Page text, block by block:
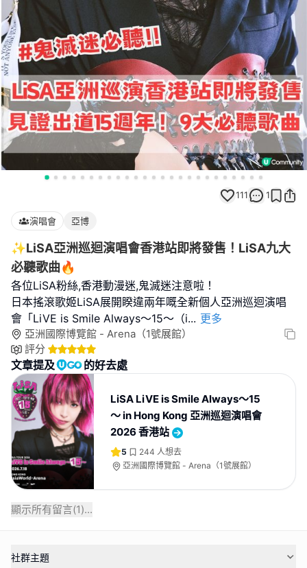
111 1
演唱會 亞博
✨LiSA亞洲巡迴演唱會香港站即將發售！LiSA九大
必聽歌曲🔥
各位LiSA粉絲,香港動漫迷,鬼滅迷注意啦！
日本搖滾歌姬LiSA展開睽違兩年嘅全新個人亞洲巡迴演唱
會「LiVE is Smile Always～15～（i... 更多
亞洲國際博覽館 - Arena（1號展館）
評分
文章提及 的好去處
LiSA LiVE is Smile Always～15
～ in Hong Kong 亞洲巡迴演唱會
2026 香港站
5 244 人想去
亞洲國際博覽館 - Arena（1號展館）
顯示所有留言(1)...
社群主題